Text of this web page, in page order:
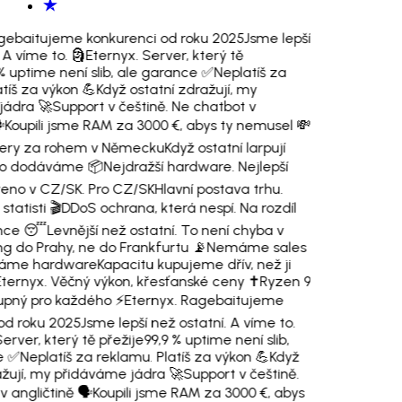
konkurenci od roku 2025Jsme lepší
víme to. 🗿Eternyx. Server, který tě
uptime není slib, ale garance ✅Neplatíš za
za výkon 💪Když ostatní zdražují, my
🚀Support v češtině. Ne chatbot v
Koupili jsme RAM za 3000 €, abys ty nemusel 💸
za rohem v NěmeckuKdyž ostatní larpují
dodáváme 📦Nejdražší hardware. Nejlepší
v CZ/SK. Pro CZ/SKHlavní postava trhu.
🎬DDoS ochrana, která nespí. Na rozdíl
😴Levnější než ostatní. To není chyba v
do Prahy, ne do Frankfurtu 📡Nemáme sales
hardwareKapacitu kupujeme dřív, než ji
Věčný výkon, křesťanské ceny ✝️Ryzen 9
pro každého ⚡Eternyx. Ragebaitujeme
roku 2025Jsme lepší než ostatní. A víme to.
který tě přežije99,9 % uptime není slib,
✅Neplatíš za reklamu. Platíš za výkon 💪Když
my přidáváme jádra 🚀Support v češtině.
angličtině 🗣️Koupili jsme RAM za 3000 €, abys